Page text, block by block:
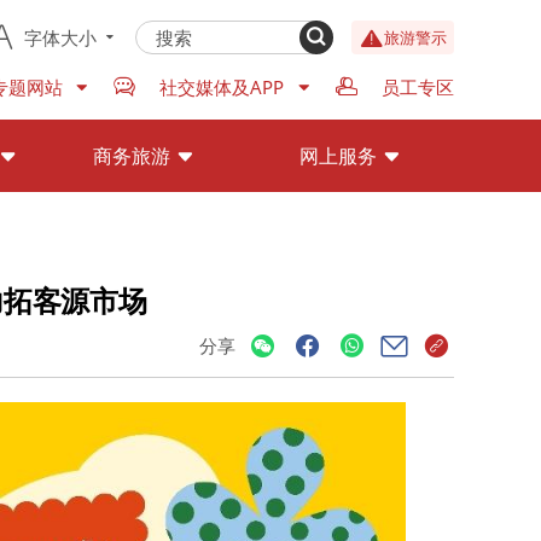
字体大小 旅游警示
题网站 社交媒体及APP 员工专区
商务旅游 网上服务
客源市场
分享